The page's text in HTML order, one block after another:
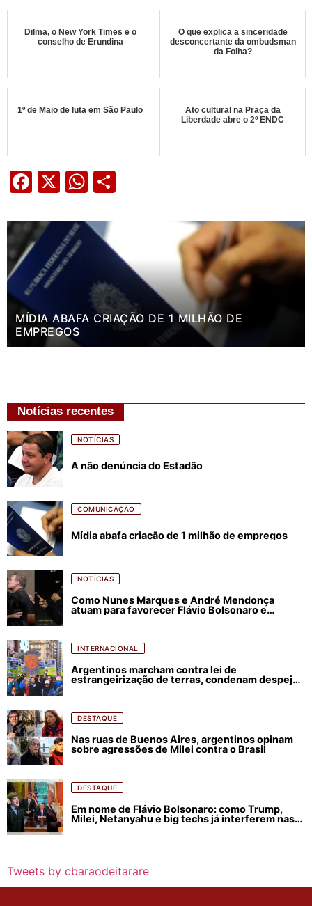
Dilma, o New York Times e o
conselho de Erundina
O que explica a sinceridade
desconcertante da ombudsman
da Folha?
1º de Maio de luta em São Paulo
Ato cultural na Praça da
Liberdade abre o 2º ENDC
Facebook
X WhatsApp
MÍDIA ABAFA CRIAÇÃO DE 1 MILHÃO DE
EMPREGOS
Notícias recentes
NOTÍCIAS
A não denúncia do Estadão
COMUNICAÇÃO
Mídia abafa criação de 1 milhão de empregos
NOTÍCIAS
Como Nunes Marques e André Mendonça
atuam para favorecer Flávio Bolsonaro e
INTERNACIONAL
Argentinos marcham contra lei de
estrangeirização de terras, condenam despejos
DESTAQUE
Nas ruas de Buenos Aires, argentinos opinam
sobre agressões de Milei contra o Brasil
DESTAQUE
Em nome de Flávio Bolsonaro: como Trump,
Milei, Netanyahu e big techs já interferem nas
Tweets by cbaraodeitarare